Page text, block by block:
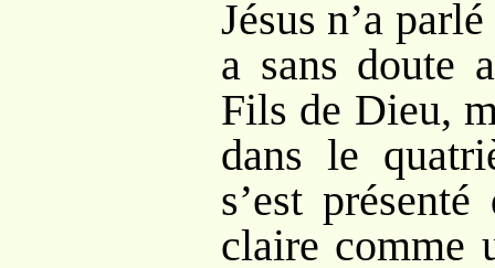
Jésus n’a
a sans doute
Fils de Dieu,
dans le
s’est
claire comme